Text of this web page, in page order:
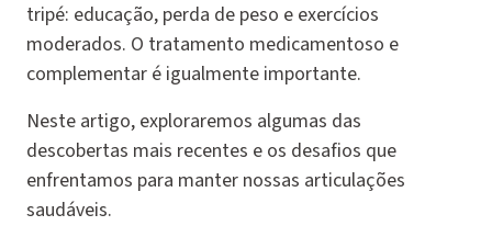
tripé: educação, perda de peso e exercícios
moderados. O tratamento medicamentoso e
complementar é igualmente importante.
Neste artigo, exploraremos algumas das
descobertas mais recentes e os desafios que
enfrentamos para manter nossas articulações
saudáveis.